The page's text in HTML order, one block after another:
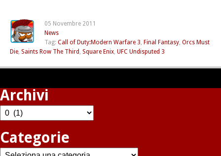
05 Novembre 2011
News
Tag: Call of Duty:Modern Warfare 3, Final Fantasy, Orcs Must
Die, Saints Row The Third , Square Enix, UFC Undisputed 3
Archivi
Archivi
Categorie
Categorie